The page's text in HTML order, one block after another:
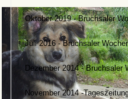
Oktober 2019 - Bruchsaler
Juli 2016 - Bruchsaler
Dezember 2014 - Bruchsaler
November 2014 -